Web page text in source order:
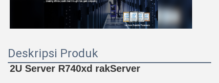
Deskripsi Produk
2U Server R740xd rakServer